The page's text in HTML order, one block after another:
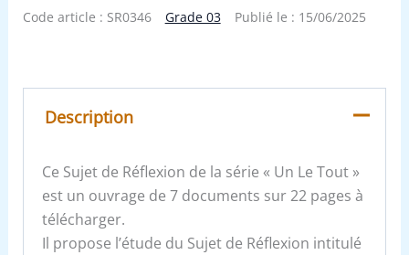
Code article : SR0346 Grade 03 Publié le : 15/06/2025
Description
Ce Sujet de Réflexion de la série « Un Le Tout »
est un ouvrage de 7 documents sur 22 pages à
télécharger.
Il propose l’étude du Sujet de Réflexion intitulé